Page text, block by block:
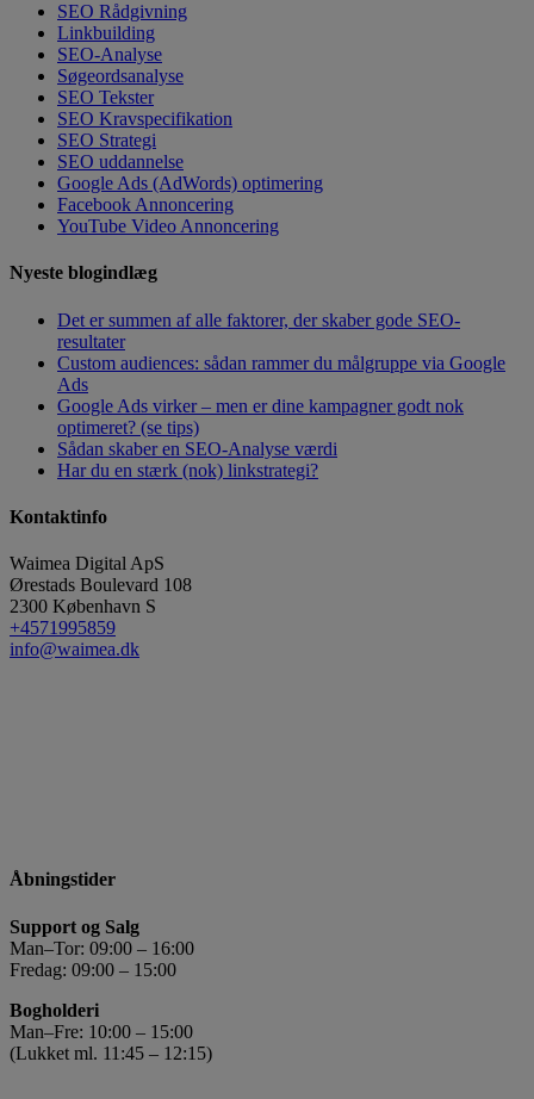
SEO Rådgivning
Linkbuilding
SEO-Analyse
Søgeordsanalyse
SEO Tekster
SEO Kravspecifikation
SEO Strategi
SEO uddannelse
Google Ads (AdWords) optimering
Facebook Annoncering
YouTube Video Annoncering
Nyeste blogindlæg
Det er summen af alle faktorer, der skaber gode SEO-
resultater
Custom audiences: sådan rammer du målgruppe via Google
Ads
Google Ads virker – men er dine kampagner godt nok
optimeret? (se tips)
Sådan skaber en SEO-Analyse værdi
Har du en stærk (nok) linkstrategi?
Kontaktinfo
Waimea Digital ApS
Ørestads Boulevard 108
2300 København S
+4571995859
info@waimea.dk
Åbningstider
Support og Salg
Man–Tor: 09:00 – 16:00
Fredag: 09:00 – 15:00
Bogholderi
Man–Fre: 10:00 – 15:00
(Lukket ml. 11:45 – 12:15)